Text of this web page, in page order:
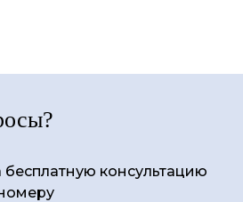
бесплатную консультацию